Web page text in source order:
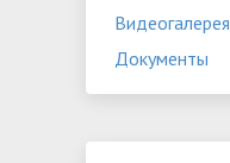
Видеогалерея
Документы